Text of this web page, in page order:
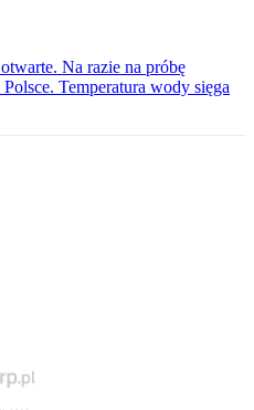
Na razie na próbę
Temperatura wody sięga